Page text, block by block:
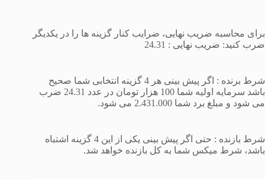
برای محاسبه ضریب نهایی، ضرایب کنار گزینه ها را در یکدیگر
ضرب کنید: ضریب نهایی : 24.31
شرط برنده : اگر پیش بینی هر 4 گزینه انتخابی شما صحیح
باشد سرمایه اولیه شما 100 هزار تومان در عدد 24.31 ضرب
می شود و مبلغ برد شما 2.431.000 می شود.
شرط بازنده : حتی اگر پیش بینی یکی از این 4 گزینه اشتباه
باشد، شرط میکس شما به کل بازنده خواهد شد.